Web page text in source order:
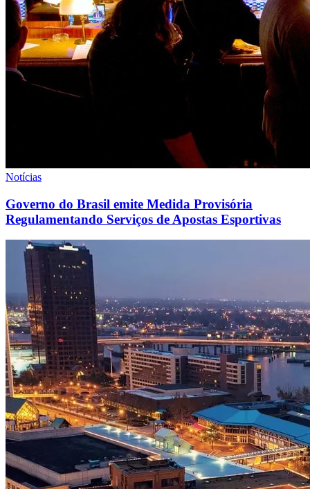
Notícias
Governo do Brasil emite Medida Provisória
Regulamentando Serviços de Apostas Esportivas